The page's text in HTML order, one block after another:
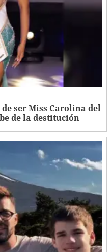
ser Miss Carolina del
de la destitución